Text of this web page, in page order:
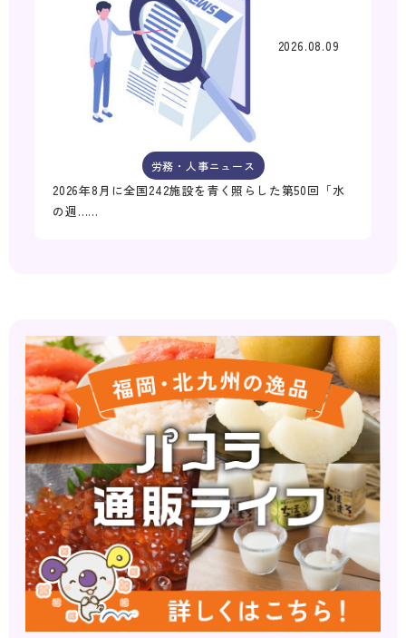
2026.08.09
労務・人事ニュース
2026年8月に全国242施設を青く照らした第50回「水
の週……